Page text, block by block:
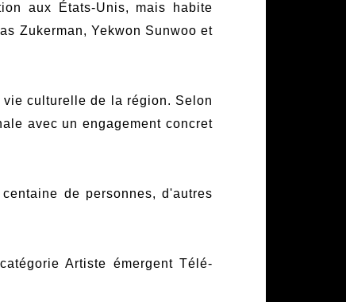
aux États-Unis, mais habite
Zukerman, Yekwon Sunwoo et
culturelle de la région. Selon
avec un engagement concret
de personnes, d'autres
Artiste émergent Télé-